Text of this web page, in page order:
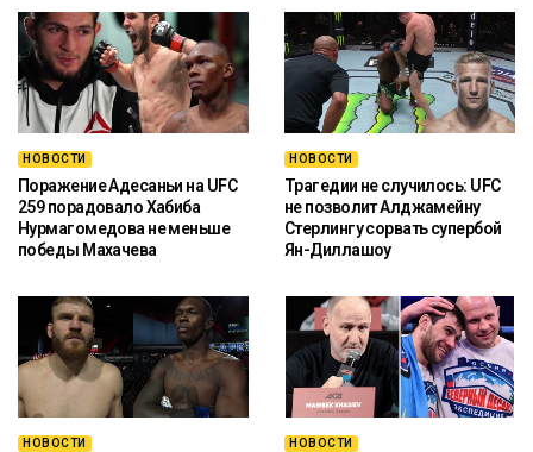
НОВОСТИ
Поражение Адесаньи на UFC
259 порадовало Хабиба
Нурмагомедова не меньше
победы Махачева
НОВОСТИ
Трагедии не случилось: UFC
не позволит Алджамейну
Стерлингу сорвать супербой
Ян-Диллашоу
НОВОСТИ НОВОСТИ